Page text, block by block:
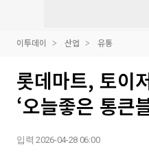
이투데이 산업 유통
롯데마트, 토이
‘오늘좋은 통큰
입력 2026-04-28 06:00